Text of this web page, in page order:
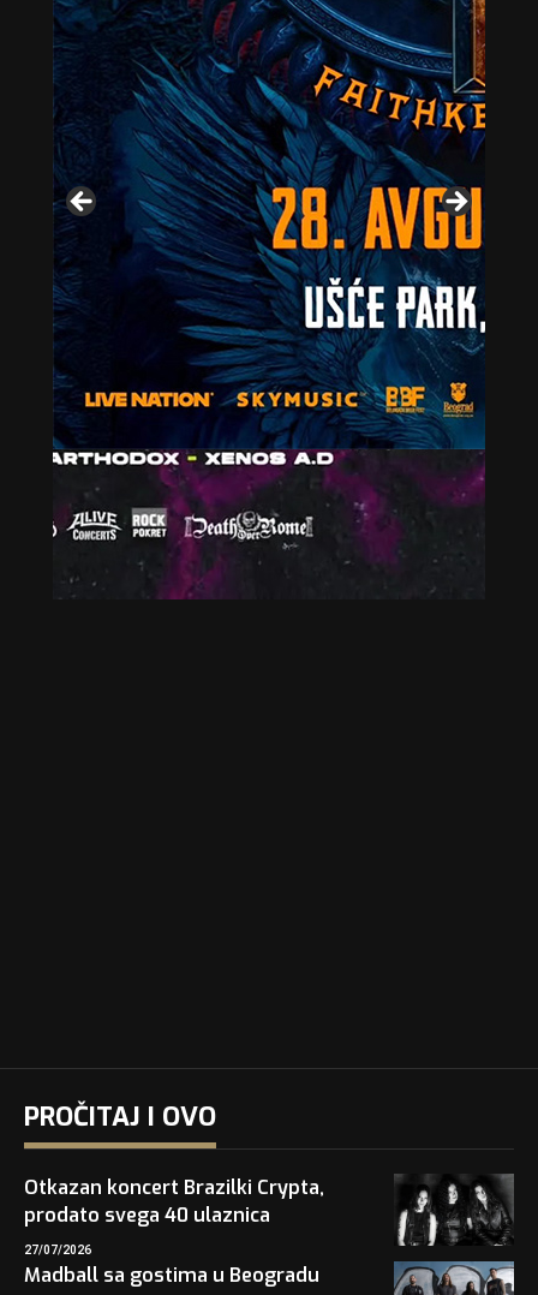
PROČITAJ I OVO
Otkazan koncert Brazilki Crypta,
prodato svega 40 ulaznica
27/07/2026
Madball sa gostima u Beogradu